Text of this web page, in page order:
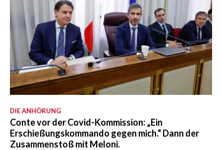
DIE ANHÖRUNG
Conte vor der Covid-Kommission: „Ein
Erschießungskommando gegen mich.“ Dann der
Zusammenstoß mit Meloni.